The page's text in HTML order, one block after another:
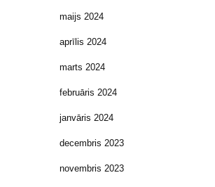
maijs 2024
aprīlis 2024
marts 2024
februāris 2024
janvāris 2024
decembris 2023
novembris 2023